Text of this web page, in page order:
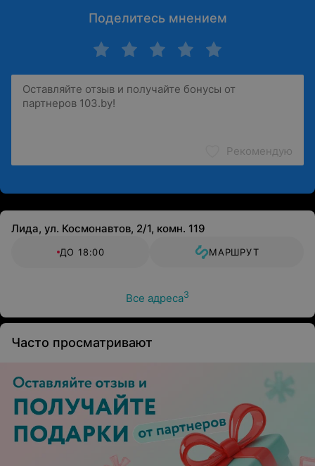
Поделитесь мнением
Рекомендую
Лида, ул. Космонавтов, 2/1, комн. 119
ДО 18:00 МАРШРУТ
Все адреса3
Часто просматривают